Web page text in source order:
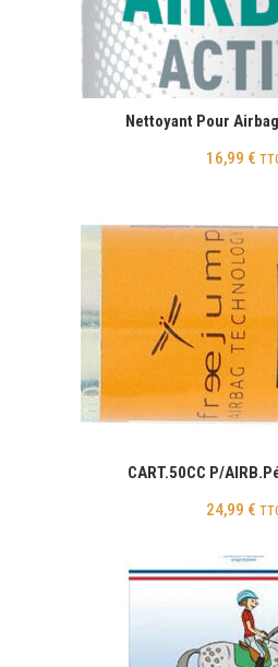
Nettoyant Pour Airbag
16,99 €
CART.50CC P/
24,99 €